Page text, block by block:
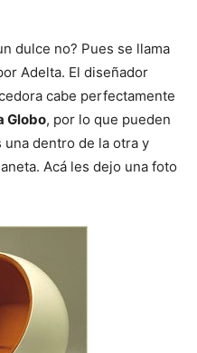
dulce no? Pues se llama
Adelta. El diseñador
cabe perfectamente
Globo, por lo que pueden
dentro de la otra y
Acá les dejo una foto